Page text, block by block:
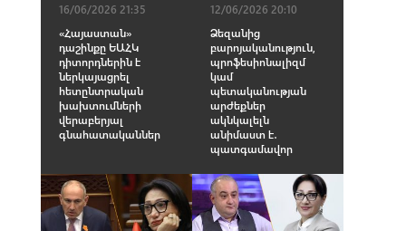
16/06/2026 21:35
«Հայաստան»
դաշինքը ԵԱՀԿ
դիտորդներին է
ներկայացրել
հետընտրական
խախտումների
վերաբերյալ
գնահատականներ
12/06/2026 20:10
Ձեզանից
բարոյականություն,
պրոֆեսիոնալիզմ
կամ
պետականության
արժեքներ
ակնկալելն
անիմաստ է․
պատգամավոր